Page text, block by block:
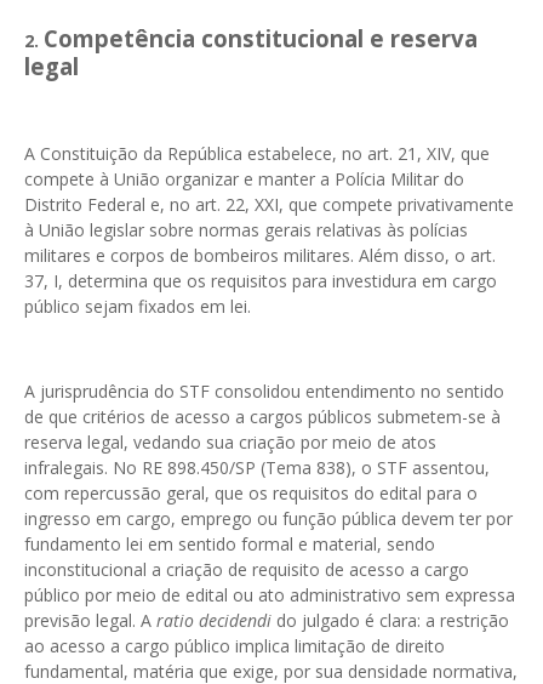
2. Competência constitucional e reserva
legal
A Constituição da República estabelece, no art. 21, XIV, que
compete à União organizar e manter a Polícia Militar do
Distrito Federal e, no art. 22, XXI, que compete privativamente
à União legislar sobre normas gerais relativas às polícias
militares e corpos de bombeiros militares. Além disso, o art.
37, I, determina que os requisitos para investidura em cargo
público sejam fixados em lei.
A jurisprudência do STF consolidou entendimento no sentido
de que critérios de acesso a cargos públicos submetem-se à
reserva legal, vedando sua criação por meio de atos
infralegais. No RE 898.450/SP (Tema 838), o STF assentou,
com repercussão geral, que os requisitos do edital para o
ingresso em cargo, emprego ou função pública devem ter por
fundamento lei em sentido formal e material, sendo
inconstitucional a criação de requisito de acesso a cargo
público por meio de edital ou ato administrativo sem expressa
previsão legal. A ratio decidendi do julgado é clara: a restrição
ao acesso a cargo público implica limitação de direito
fundamental, matéria que exige, por sua densidade normativa,